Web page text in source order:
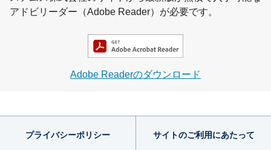
アドビリーダー（Adobe Reader）が必要です。
Adobe Readerのダウンロード
プライバシーポリシー サイトのご利用にあたって